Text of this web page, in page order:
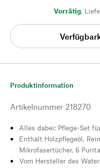
Vorrätig,
Produktinformation
Artikelnummer 218270
Alles dabei: Pflege-Set
Enthält Holzpflegeöl,
Mikrofasertücher, 6
Vom Hersteller des